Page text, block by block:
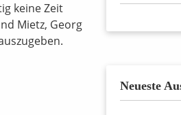
keine Zeit
Mietz, Georg
Neueste